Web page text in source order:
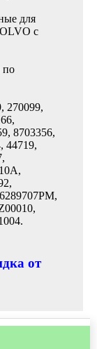
для
с
по
270099,
8703356,
44719,
от